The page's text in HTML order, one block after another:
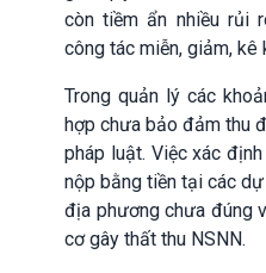
còn tiềm ẩn nhiều rủi
công tác miễn, giảm, kê
Trong quản lý các
hợp chưa bảo đảm thu
pháp luật. Việc xác
nộp bằng tiền tại các
địa phương chưa đúng
cơ gây thất thu NSNN.